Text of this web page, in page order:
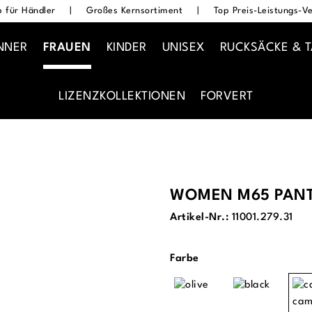
für Händler Großes Kernsortiment Top Preis-Leistungs-
FRAUEN KINDER UNISEX RUCKSÄCKE &
LIZENZKOLLEKTIONEN FORVERT
WOMEN M65
Artikel-Nr.: 11001.279.31
Farbeauswählen